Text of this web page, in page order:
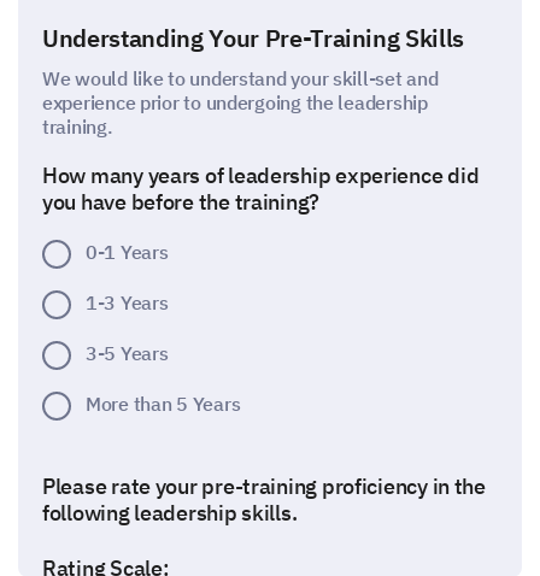
Understanding Your Pre-Training Skills
We would like to understand your skill-set and
experience prior to undergoing the leadership
training.
How many years of leadership experience did
you have before the training?
0-1 Years
1-3 Years
3-5 Years
More than 5 Years
Please rate your pre-training proficiency in the
following leadership skills.
Rating Scale: